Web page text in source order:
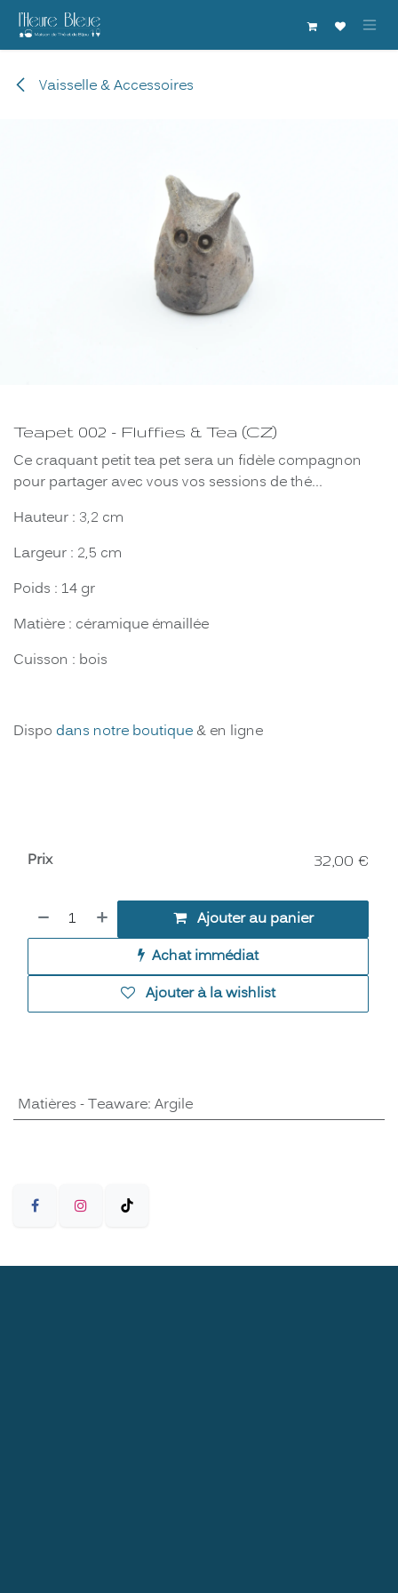
Se rendre au contenu
Vaisselle & Accessoires
Teapet 002 - Fluffies & Tea (CZ)
Ce craquant petit tea pet sera un fidèle compagnon
pour partager avec vous vos sessions de thé...
Hauteur : 3,2 cm
Largeur : 2,5 cm
Poids : 14 gr
Matière : céramique émaillée
Cuisson : bois
Dispo dans notre boutique & en ligne
Ajouter au panier
Achat immédiat
Ajouter à la wishlist
Prix 32,00 €
Matières - Teaware: Argile